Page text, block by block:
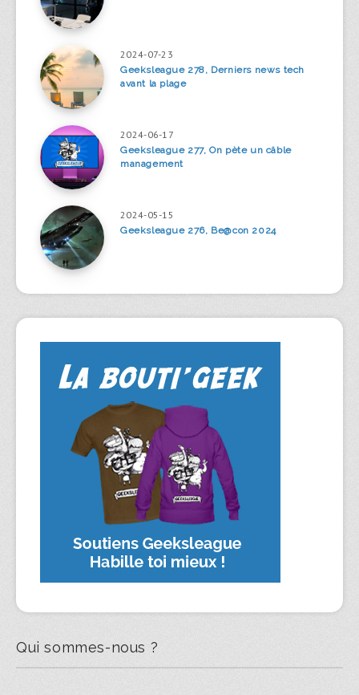
2024-07-23
Geeksleague 278, Derniers news tech
avant la plage
2024-06-17
Geeksleague 277, On pète un câble
management
2024-05-15
Geeksleague 276, Be@con 2024
Qui sommes-nous ?